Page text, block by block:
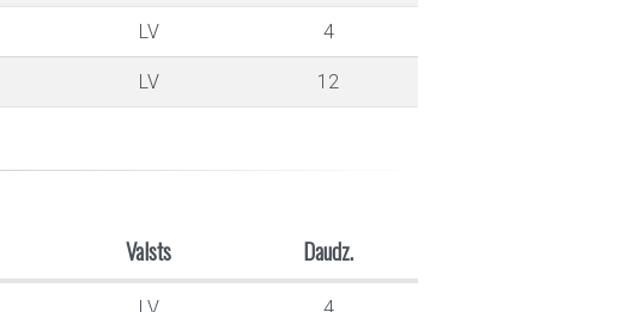
LV 4
LV 12
Valsts Daudz.